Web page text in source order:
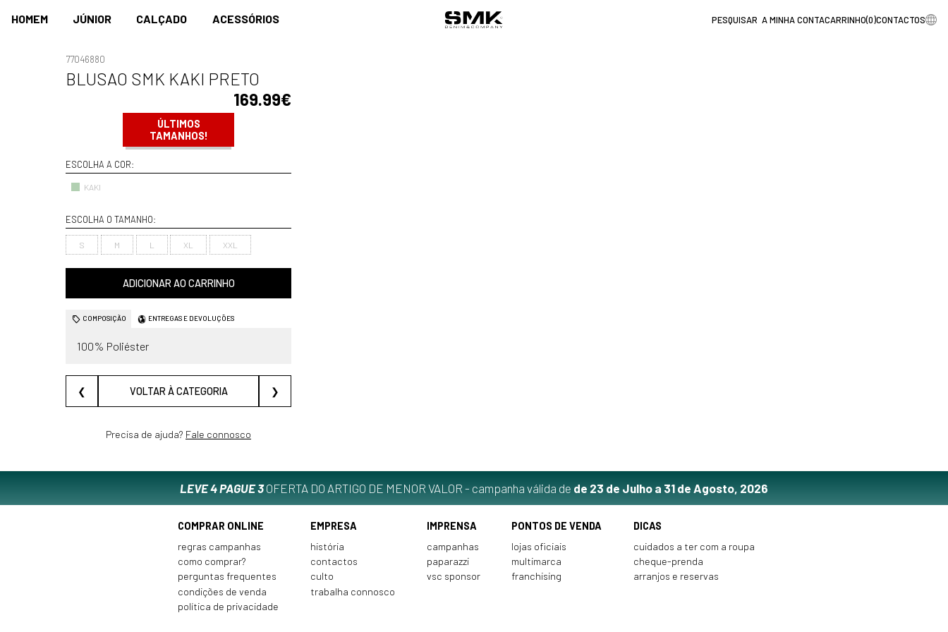
HOMEM JÚNIOR CALÇADO ACESSÓRIOS A MINHA CONTACARRINHO(0)CONTACTOS
77046880
BLUSAO SMK KAKI PRETO
169.99€
ÚLTIMOS
TAMANHOS!
ESCOLHA A COR:
KAKI
ESCOLHA O TAMANHO:
S M L XL XXL
ADICIONAR AO CARRINHO
COMPOSIÇÃO ENTREGAS E DEVOLUÇÕES
100% Poliéster
❮ VOLTAR À CATEGORIA ❯
Precisa de ajuda? Fale connosco
LEVE 4 PAGUE 3OFERTA DO ARTIGO DE MENOR VALOR - campanha válida de de 23 de Julho a 31 de Agosto, 2026
COMPRAR ONLINE
regras campanhas
como comprar?
perguntas frequentes
condições de venda
política de privacidade
EMPRESA
história
contactos
culto
trabalha connosco
IMPRENSA
campanhas
paparazzi
vsc sponsor
PONTOS DE VENDA
lojas oficiais
multimarca
franchising
DICAS
cuidados a ter com a roupa
cheque-prenda
arranjos e reservas